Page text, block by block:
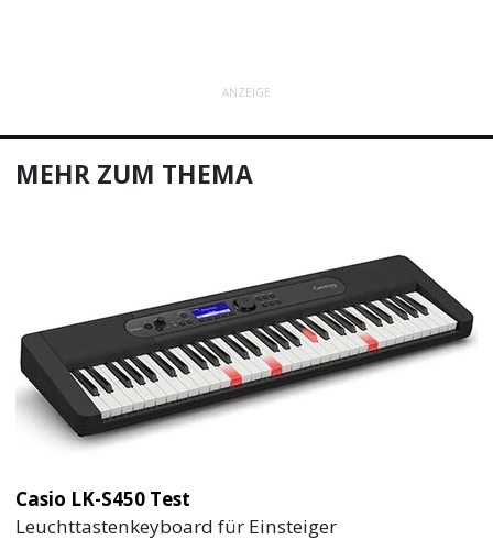
ANZEIGE
MEHR ZUM THEMA
Casio LK-S450 Test
Leuchttastenkeyboard für Einsteiger